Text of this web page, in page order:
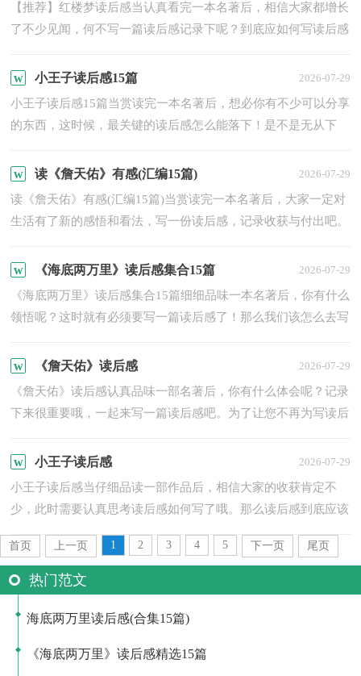
【推荐】红楼梦读后感当认真看完一本名著后，相信大家都增长
了不少见闻，何不写一篇读后感记录下呢？到底应如何写读后感
希望...小王子读后感15篇 2026-07-29
小王子读后感15篇当赏读完一本名著后，想必你有不少可以分享
的东西，这时候，最关键的读后感怎么能落下！是不是无从下
家借鉴...读《詹天佑》有感(汇编15篇) 2026-07-29
读《詹天佑》有感(汇编15篇)当赏读完一本名著后，大家一定对
生活有了新的感悟和看法，写一份读后感，记录收获与付出吧。
《詹...《海底两万里》读后感集合15篇 2026-07-29
《海底两万里》读后感集合15篇细细品味一本名著后，你有什么
领悟呢？这时就有必须要写一篇读后感了！那么我们该怎么去写
对...
《詹天佑》读后感 2026-07-29
《詹天佑》读后感认真品味一部名著后，你有什么体会呢？记录
下来很重要哦，一起来写一篇读后感吧。为了让您不再为写读后
考，希...小王子读后感 2026-07-29
小王子读后感当仔细品读一部作品后，相信大家的收获肯定不
少，此时需要认真思考读后感如何写了哦。那么读后感到底应该
享。...
首页 上一页 1 2 3 4 5 下一页 尾页
热门范文
海底两万里读后感(合集15篇)
《海底两万里》读后感精选15篇